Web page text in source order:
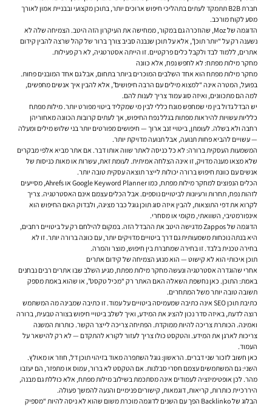
חברת B2B תתמקד לעתים בתהליכי חיפוש ארוכים יותר, בתוכן מקצועי ובבניית אמון לאורך
מסע לקוח מורכב.
הדוגמה של Moz, שהוזכרה גם במקור, ממחישה את העיקרון הזה היטב. הצמיחה שלה לא
נשענה רק על “יותר תוכן”, אלא על תוכן שנבנה סביב צורך ברור של קהל שרצה להבין קידום
אתרים, ללמוד לבד ולקבל כלים פרקטיים. זו הייתה אסטרטגיה, לא רק פעילות.
מחקר מילות מפתח: לא לחפש נפח, אלא כוונה
מחקר מילות מפתח הוא אחד השלבים המוכרים ביותר בתחום, אבל גם אחד המובנים פחות.
בפועל, המטרה אינה “למצוא מילים עם הרבה חיפושים”, אלא להבין איך אנשים מחפשים,
למה הם מתכוונים, ואיזה סוג עמוד צריך לענות להם.
יש הבדל גדול בין מי שמחפש מונח כללי לבין מי שמקליד ביטוי מפורט יותר. מילות מפתח
כלליות עשויות להיראות מפתות בגלל נפח החיפוש, אך לעתים קרובות הכוונה מאחוריהן
רחבה ולא בשלה. לעומתן, ביטויי זנב ארוך — חיפושים מפורטים יותר בני שלוש מילים ומעלה
— עשויים להביא פחות תנועה, אבל תנועה מדויקת יותר.
המשמעות העסקית ברורה: לא כל כניסה לאתר שווה אותו דבר. אם אתר מביא אלפי מבקרים
שלא מצאו מענה מדויק, זו אינה הצלחה אמיתית. לעומת זאת, עשרות או מאות כניסות של
אנשים עם כוונת חיפוש ברורה יכולות לייצר תוצאה עסקית טובה יותר.
הכלים הנפוצים למחקר מילות מפתח, כמו Google Keyword Planner או Ahrefs, מסייעים
לזהות נפח, תחרות ורעיונות לביטויים נוספים. אבל הכלים עצמם אינם האסטרטגיה. צריך
לקרוא את דפי התוצאות, להבין איזה סוג תוכן גוגל כבר מציגה, ולבדוק האם החיפוש הוא
אינפורמטיבי, השוואתי, מקומי או מסחרי.
הדוגמה של Zappos מדגישה היטב את ההבדל הזה. במקום להילחם רק על ביטויים רחבים,
היא בנתה נוכחות משמעותית גם דרך ביטויים מדויקים יותר, עם כוונה ברורה יותר. זו לא
בחירה טכנית בלבד. זו בחירה שמחברת בין חיפוש, מוצר והמרה.
תוכן איכותי הוא לא קישוט — הוא מנוע הצמיחה של קידום אתרים
אחרי שהוגדרה אסטרטגיה ונעשה מחקר מילות מפתח, מגיע השלב שבו אתרים רבים נבחנים
באמת: התוכן. כאן נחשפת השאלה האם האתר רק “מכיל טקסט”, או שהוא באמת מספק
תשובה טובה יותר משל המתחרים.
כתיבת תוכן SEO אינה כתיבה שמעמיסה ביטויים על עמוד. זו כתיבה שמבינה מה המשתמש
רוצה לדעת, באיזה סדר נכון להציג את המידע, ואיך לשלב ביטויי חיפוש בצורה טבעית, ברורה
ואמינה. הכותרת צריכה להיות ממוקדת. הפתיחה צריכה לייצר הקשר. כותרות המשנה
צריכות לארגן את המידע. והטקסט כולו צריך לעזור לקורא להתקדם — לא רק להישאר על
העמוד.
כאן חשוב לזכור שני דברים. הראשון: גוגל השתפרה מאוד בזיהוי תוכן דל, חוזר או מאולץ.
השני: גם המשתמשים עצמם חסרי סבלנות. אם הטקסט לא ברור, עמוס או מתפזר, הם יעזבו
מהר. לכן אופטימיזציה לעמודים אינה מסתכמת בשילוב מילות מפתח, אלא כוללת גם מבנה,
היררכיית כותרות, קריאות, דוגמאות, קישורים פנימיים והנעה להמשך פעולה.
הבלוג של Backlinko הפך עם השנים לדוגמה מוכרת משום שהוא לא ניסה להיות “מספיק